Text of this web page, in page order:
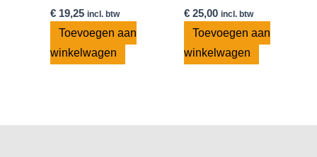
€ 19,25 incl. btw
Toevoegen aan
winkelwagen
€25,00 incl. btw
Toevoegen aan
winkelwagen